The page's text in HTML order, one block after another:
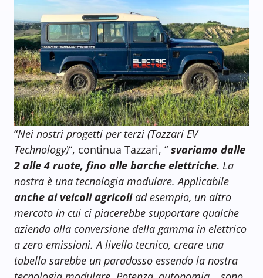
“Nei nostri progetti per terzi (Tazzari EV
Technology)“, continua Tazzari, “ svariamo dalle
2 alle 4 ruote, fino alle barche elettriche. La
nostra è una tecnologia modulare. Applicabile
anche ai veicoli agricoliad esempio, un altro
mercato in cui ci piacerebbe supportare qualche
azienda alla conversione della gamma in elettrico
a zero emissioni. A livello tecnico, creare una
tabella sarebbe un paradosso essendo la nostra